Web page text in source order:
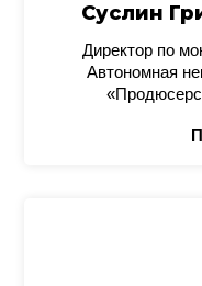
Суслин
Директор по
Автономная